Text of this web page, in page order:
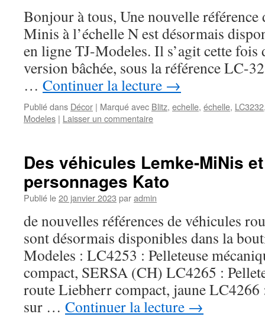
Bonjour à tous, Une nouvelle
Minis à l’échelle N est désormais
en ligne TJ-Modeles. Il s’agit cette fois
version bâchée, sous la référence LC-
… Continuer la lecture →
Publié dans Décor | Marqué avec Blitz, echelle, échelle, LC3232
Modeles | Laisser un commentaire
Des véhicules Lemke-MiNis
personnages Kato
Publié le20 janvier 2023 paradmin
de nouvelles références de véhicules
sont désormais disponibles dans la
Modeles : LC4253 : Pelleteuse
compact, SERSA (CH) LC4265 :
route Liebherr compact, jaune LC4266
sur … Continuer la lecture →